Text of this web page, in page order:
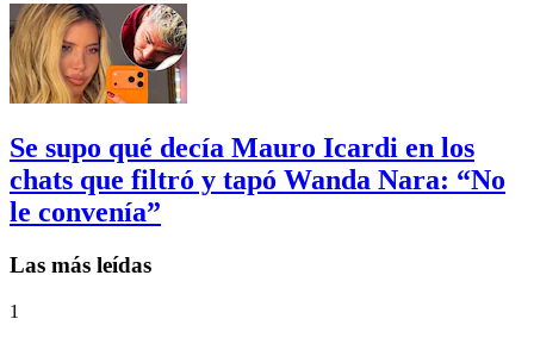
Se supo qué decía Mauro Icardi en los
chats que filtró y tapó Wanda Nara: “No
le convenía”
Las más leídas
1